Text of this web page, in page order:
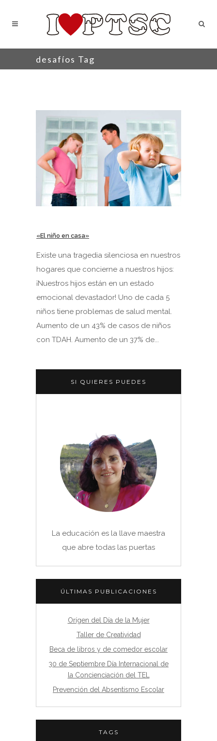
desafíos Tag
«El niño en casa»
Existe una tragedia silenciosa en nuestros
hogares que concierne a nuestros hijos:
¡Nuestros hijos están en un estado
emocional devastador! Uno de cada 5
niños tiene problemas de salud mental.
Aumento de un 43% de casos de niños
con TDAH. Aumento de un 37% de...
SI QUIERES PUEDES
La educación es la llave maestra
que abre todas las puertas
ÚLTIMAS PUBLICACIONES
Orígen del Día de la Mujer
Taller de Creatividad
Beca de libros y de comedor escolar
30 de Septiembre Día Internacional de
la Concienciación del TEL
Prevención del Absentismo Escolar
TAGS